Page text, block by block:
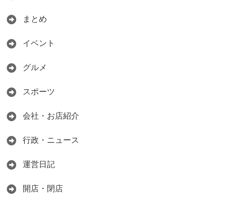
まとめ
イベント
グルメ
スポーツ
会社・お店紹介
行政・ニュース
運営日記
開店・閉店